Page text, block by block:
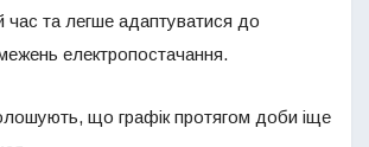
час та легше адаптуватися до
електропостачання.
що графік протягом доби іще